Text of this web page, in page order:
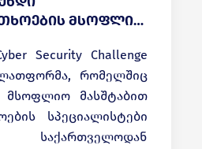
მსოფლიო
Security Challenge
რომელშიც
მსოფლიო მასშტაბით
სპეციალისტები